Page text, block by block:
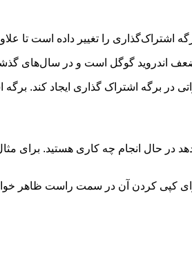
اندروید گوگل است و در سال‌های
سعی کرده در نسخه بتا اندروید ۱۴ تغییراتی در
کپی کردن آن در سمت راست ظاهر